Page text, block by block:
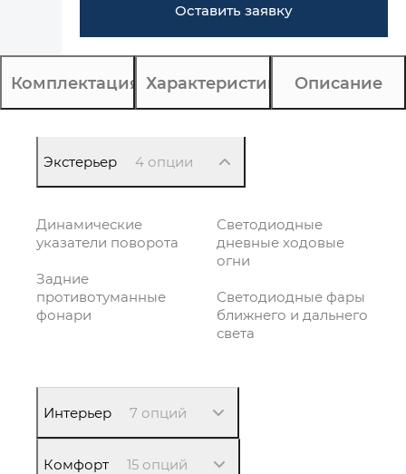
Оставить заявку
Комплектация Характеристики Описание
Экстерьер 4 опции
Динамические
указатели поворота
Задние
противотуманные
фонари
Светодиодные
дневные ходовые
огни
Светодиодные фары
ближнего и дальнего
света
Интерьер 7 опций
Комфорт 15 опций